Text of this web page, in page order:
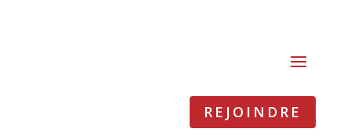
REJOINDRE